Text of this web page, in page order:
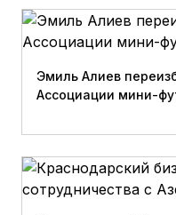
Эмиль Алиев
Ассоциации мини-